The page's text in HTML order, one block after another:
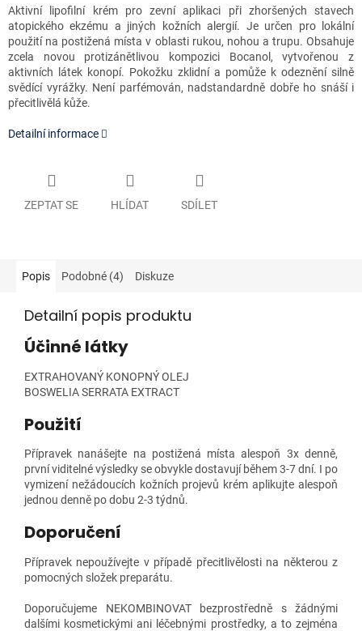
Aktivní lipofilní krém pro zevní aplikaci při zhoršených stavech
atopického ekzému a jiných kožních alergií. Je určen pro lokální
použití na postižená místa v oblasti rukou, nohou a trupu. Obsahuje
zcela novou protizánětlivou kompozici Bocanol, vytvořenou z
aktivních látek konopí. Pokožku zklidní a pomůže k odeznění silně
svědící vyrážky. Není parfémován, nadstandardně dobře ho snáší i
přecitlivělá kůže.
Detailní informace
ZEPTAT SE HLÍDAT SDÍLET
Popis Podobné (4) Diskuze
Detailní popis produktu
Účinné látky
EXTRAHOVANÝ KONOPNÝ OLEJ
BOSWELIA SERRATA EXTRACT
Použití
Přípravek nanášejte na postižená místa alespoň 3x denně,
první viditelné výsledky se obvykle dostavují během 3-7 dní. I po
vymizení nežádoucích kožních projevů krém aplikujte alespoň
jednou denně po dobu 2-3 týdnů.
Doporučení
Přípravek nepoužívejte v případě přecitlivělosti na některou z
pomocných složek preparátu.
Doporučujeme NEKOMBINOVAT bezprostředně s žádnými
dalšími kosmetickými ani léčebnými prostředky, a to zejména